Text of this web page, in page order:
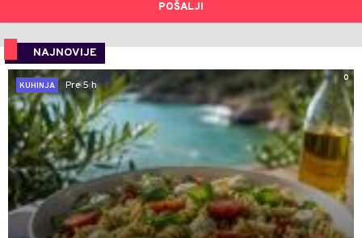
POŠALJI
NAJNOVIJE
0
KUHINJA
Pre 5 h